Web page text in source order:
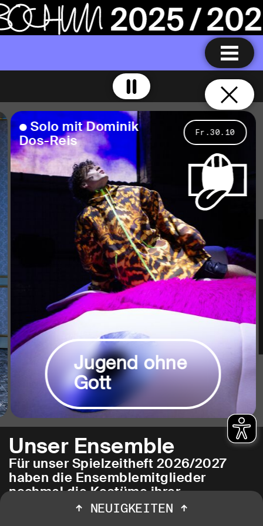
Solo mitDominik
Dos-Reis Fr.30.10
Jugend ohne
Gott
Unser Ensemble
Für unser Spielzeitheft 2026/2027
haben die Ensemblemitglieder
nochmal die Kostüme ihrer
Lieblingsrollen in Bochum
↑ NEUIGKEITEN ↑